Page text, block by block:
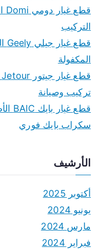
التركيب
المكفولة
تركيب وصيانة
سكراب بايك فوري
الأرشيف
أكتوبر 2025
يونيو 2024
مارس 2024
فبراير 2024